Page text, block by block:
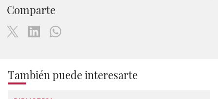
Comparte
También puede interesarte